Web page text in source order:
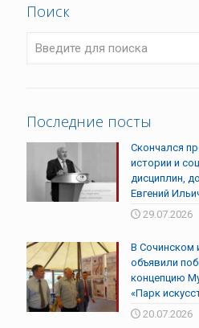
Поиск
Последние посты
Скончался
истории и
дисциплин,
Евгений
29.07.2026
В Сочинском
объявили
концепцию
«Парк
20.07.2026